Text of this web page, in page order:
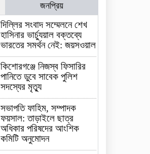
জনপ্রিয়
দিল্লির সংবাদ সম্মেলনে শেখ
হাসিনার ভার্চ্যুয়াল বক্তব্যে
ভারতের সমর্থন নেই: জয়সওয়াল
কিশোরগঞ্জে নিজস্ব ফিসারির
পানিতে ডুবে সাবেক পুলিশ
সদস্যের মৃত্যু
সভাপতি ফাহিম, সম্পাদক
ফয়সাল: তাড়াইলে ছাত্র
অধিকার পরিষদের আংশিক
কমিটি অনুমোদন